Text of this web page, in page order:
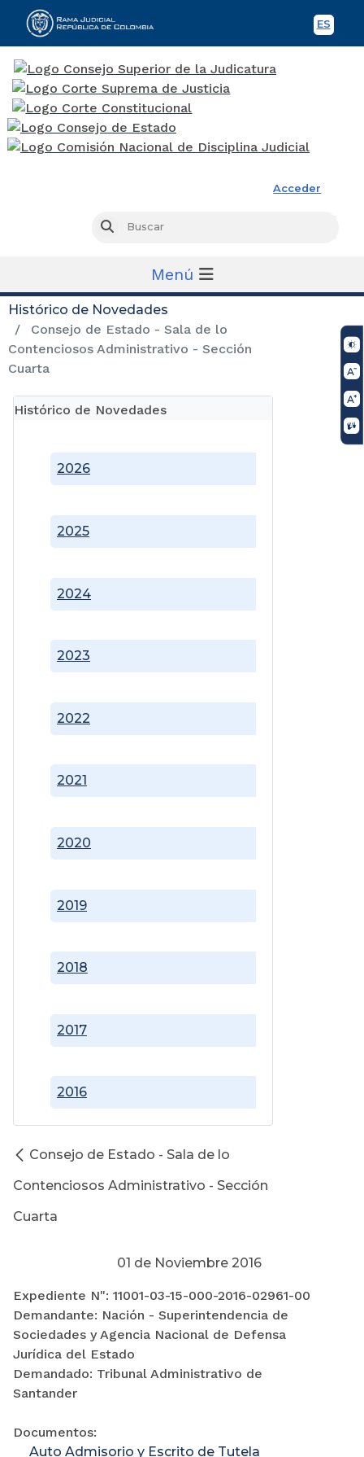
ES
Acceder
Buscar
Menú
Histórico de Novedades
Consejo de Estado - Sala de lo
Contenciosos Administrativo - Sección
Cuarta
Histórico de Novedades
2016
2017
2018
2019
2020
2021
2022
2023
2024
2025
2026
Consejo de Estado - Sala de lo
Contenciosos Administrativo - Sección
Cuarta
01 de Noviembre 2016
Expediente N": 11001-03-15-000-2016-02961-00
Demandante: Nación - Superintendencia de
Sociedades y Agencia Nacional de Defensa
Jurídica del Estado
Demandado: Tribunal Administrativo de
Santander
Documentos:
Auto Admisorio y Escrito de Tutela